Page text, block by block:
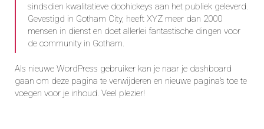
sindsdien kwalitatieve doohickeys aan het publiek geleverd.
Gevestigd in Gotham City, heeft XYZ meer dan 2000
mensen in dienst en doet allerlei fantastische dingen voor
de community in Gotham.
Als nieuwe WordPress gebruiker kan je naar je dashboard
gaan om deze pagina te verwijderen en nieuwe pagina’s toe te
voegen voor je inhoud. Veel plezier!